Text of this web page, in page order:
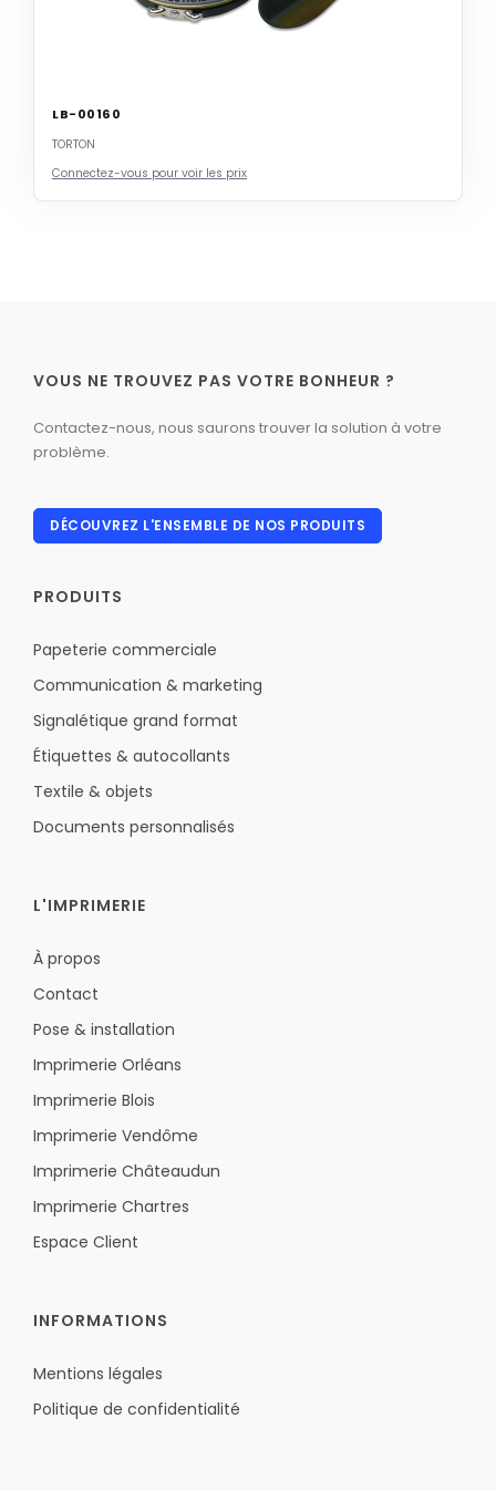
LB-00160
TORTON
Connectez-vous pour voir les prix
VOUS NE TROUVEZ PAS VOTRE BONHEUR ?
Contactez-nous, nous saurons trouver la solution à votre
problème.
DÉCOUVREZ L'ENSEMBLE DE NOS PRODUITS
PRODUITS
Papeterie commerciale
Communication & marketing
Signalétique grand format
Étiquettes & autocollants
Textile & objets
Documents personnalisés
L'IMPRIMERIE
À propos
Contact
Pose & installation
Imprimerie Orléans
Imprimerie Blois
Imprimerie Vendôme
Imprimerie Châteaudun
Imprimerie Chartres
Espace Client
INFORMATIONS
Mentions légales
Politique de confidentialité